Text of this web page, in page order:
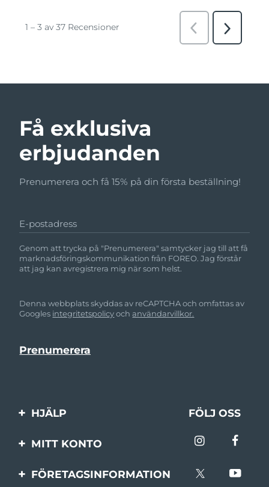
Få exklusiva
erbjudanden
Prenumerera och få 15% på din första beställning!
E-postadress
Genom att trycka på "Prenumerera" samtycker jag till att få
marknadsföringskommunikation från FOREO. Jag förstår
att jag kan avregistrera mig när som helst.
Denna webbplats skyddas av reCAPTCHA och omfattas av
Googles integritetspolicyochanvändarvillkor.
HJÄLP
Kontakta oss
FÖLJ OSS
MITT KONTO
Produktregistrering
FÖRETAGSINFORMATION